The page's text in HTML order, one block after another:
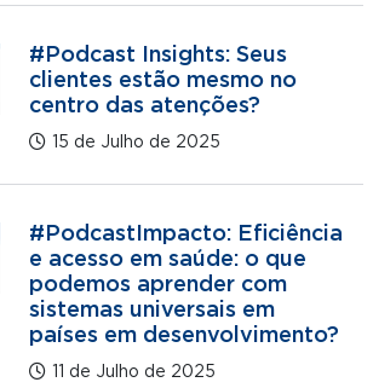
#Podcast Insights: Seus
clientes estão mesmo no
centro das atenções?
15 de Julho de 2025
#PodcastImpacto: Eficiência
e acesso em saúde: o que
podemos aprender com
sistemas universais em
países em desenvolvimento?
11 de Julho de 2025